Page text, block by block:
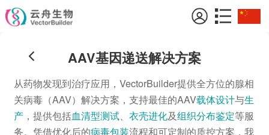
AAV基因递送解决方案
从药物发现到治疗应用，VectorBuilder提供全方位的腺相
关病毒（AAV）解决方案，支持最佳的AAV载体设计与生
产，提供包括血清型测试、 衣壳进化及组织分布鉴定等服
务。凭借优化后的病毒包装流程和可定制的质控方案，我